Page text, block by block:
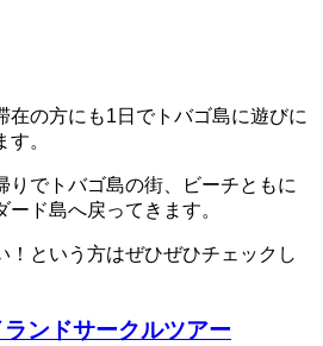
在の方にも1日でトバゴ島に遊びに
。
りでトバゴ島の街、ビーチともに
ド島へ戻ってきます。
！という方はぜひぜひチェックし
ンドサークルツアー